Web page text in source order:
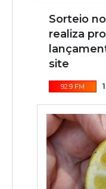
Sorteio
realiza
site
92.9 FM